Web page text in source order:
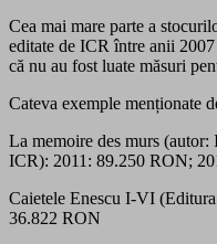
Cea mai mare parte a
editate de ICR între anii
că nu au fost luate măsuri
Cateva exemple menționate
La memoire des murs
ICR): 2011: 89.250 RON;
Caietele Enescu I-VI
36.822 RON